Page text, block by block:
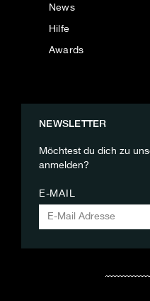
News
Hilfe
Awards
NEWSLETTER
Möchtest du dich zu
anmelden?
E-MAIL